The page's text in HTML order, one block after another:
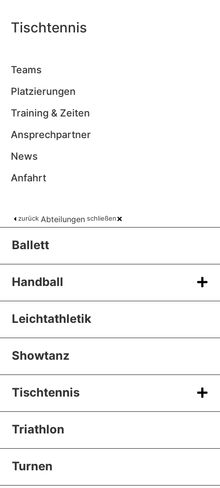
Tischtennis
Teams
Platzierungen
Training & Zeiten
Ansprechpartner
News
Anfahrt
zurück Abteilungen schließen
Ballett
Handball
Leichtathletik
Showtanz
Tischtennis
Triathlon
Turnen